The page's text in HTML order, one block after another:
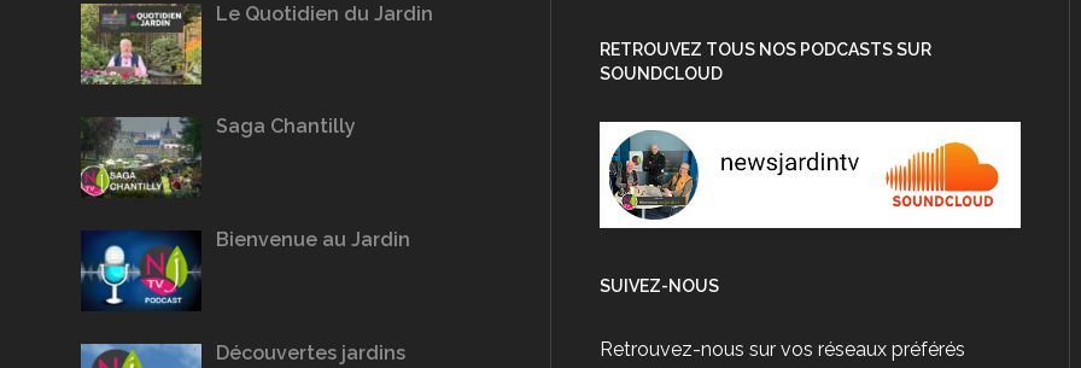
Le Quotidien du Jardin
Saga Chantilly
Bienvenue au Jardin
Découvertes jardins
RETROUVEZ TOUS NOS PODCASTS SUR
SOUNDCLOUD
SUIVEZ-NOUS
Retrouvez-nous sur vos réseaux préférés